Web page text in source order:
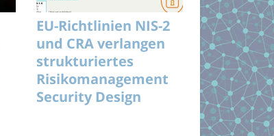
EU-Richtlinien NIS-2
und CRA verlangen
strukturiertes
Risikomanagement
Security Design